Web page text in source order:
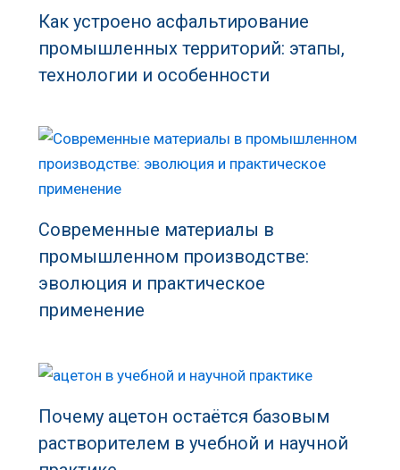
Как устроено асфальтирование
промышленных территорий: этапы,
технологии и особенности
Современные материалы в
промышленном производстве:
эволюция и практическое
применение
Почему ацетон остаётся базовым
растворителем в учебной и научной